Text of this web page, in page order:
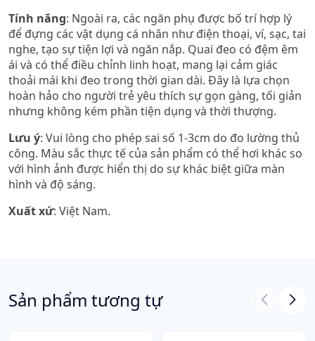
Tính năng: Ngoài ra, các ngăn phụ được bố trí hợp lý
để đựng các vật dụng cá nhân như điện thoại, ví, sạc, tai
nghe, tạo sự tiện lợi và ngăn nắp. Quai đeo có đệm êm
ái và có thể điều chỉnh linh hoạt, mang lại cảm giác
thoải mái khi đeo trong thời gian dài. Đây là lựa chọn
hoàn hảo cho người trẻ yêu thích sự gọn gàng, tối giản
nhưng không kém phần tiện dụng và thời thượng.​
Lưu ý: Vui lòng cho phép sai số 1-3cm do đo lường thủ
công. Màu sắc thực tế của sản phẩm có thể hơi khác so
với hình ảnh được hiển thị do sự khác biệt giữa màn
hình và độ sáng.
Xuất xứ: Việt Nam.
Sản phẩm tương tự